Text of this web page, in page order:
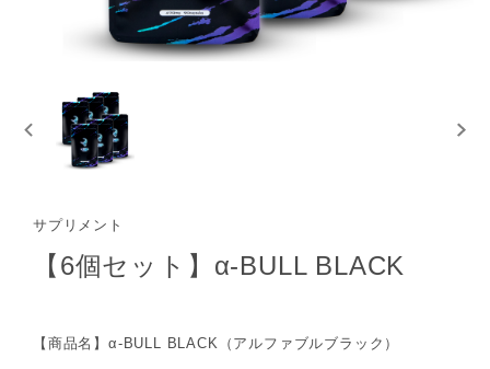
サプリメント
【6個セット】α-BULL BLACK
【商品名】α-BULL BLACK（アルファブルブラック）